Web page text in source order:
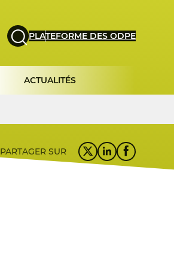
PLATEFORME DES ODPE
ACTUALITÉS
PARTAGER SUR